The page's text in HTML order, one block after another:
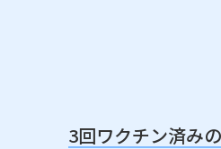
3回ワクチン済み